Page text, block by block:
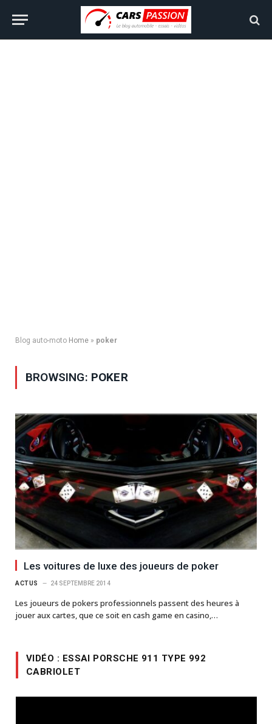
Blog auto-moto Home » poker
BROWSING: POKER
Les voitures de luxe des joueurs de poker
ACTUS 24 SEPTEMBRE 2014
Les joueurs de pokers professionnels passent des heures à
jouer aux cartes, que ce soit en cash game en casino,…
VIDÉO : ESSAI PORSCHE 911 TYPE 992
CABRIOLET